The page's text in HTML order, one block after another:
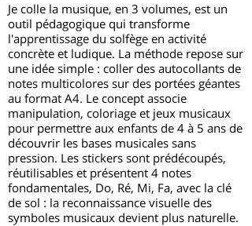
Je colle la musique, en 3 volumes, est un
outil pédagogique qui transforme
l'apprentissage du solfège en activité
concrète et ludique. La méthode repose sur
une idée simple : coller des autocollants de
notes multicolores sur des portées géantes
au format A4. Le concept associe
manipulation, coloriage et jeux musicaux
pour permettre aux enfants de 4 à 5 ans de
découvrir les bases musicales sans
pression. Les stickers sont prédécoupés,
réutilisables et présentent 4 notes
fondamentales, Do, Ré, Mi, Fa, avec la clé
de sol : la reconnaissance visuelle des
symboles musicaux devient plus naturelle.